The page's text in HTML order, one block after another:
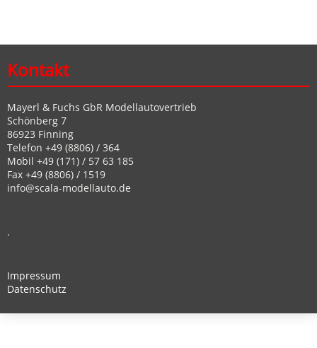
Kontakt
Mayerl & Fuchs GbR Modellautovertrieb
Schönberg 7
86923 Finning
Telefon +49 (8806) / 364
Mobil +49 (171) / 57 63 185
Fax +49 (8806) / 1519
info@scala-modellauto.de
.
Impressum
Datenschutz